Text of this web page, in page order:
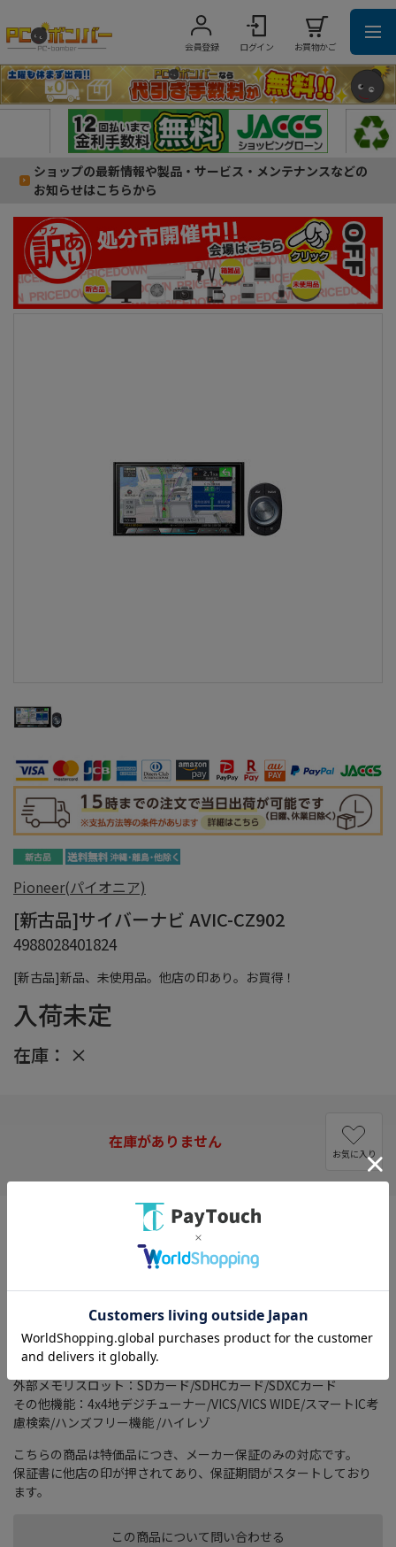
会員登録 ログイン お買物かご
ショップの最新情報や製品・サービス・メンテナンスなどの
お知らせはこちらから
[新古品]新品、未使用品。他店の印あり。お買得！
Pioneer(パイオニア)
[新古品]サイバーナビ AVIC-CZ902
4988028401824
入荷未定
在庫： ×
この商品について問い合わせる
在庫がありません
お気に入り
こちらの商品は保証期間がスタートしております。
こちらの商品は保証期間がスタートしております。
タイプ：一体型(2DIN)
画面サイズ：7 型
記録メディアタイプ：メモリ
TVチューナー：フルセグ(地デジ)
搭載プレーヤー：DVD/CD
外部メモリスロット：SDカード/SDHCカード/SDXCカード
その他機能：4x4地デジチューナー/VICS/VICS WIDE/スマートIC考
慮検索/ハンズフリー機能 /ハイレゾ
こちらの商品は特価品につき、メーカー保証のみの対応です。
保証書に他店の印が押されてあり、保証期間がスタートしており
ます。